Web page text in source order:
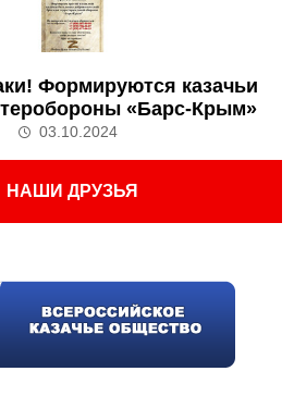
Формируются казачьи
«Барс-Крым»
03.10.2024
НАШИ ДРУЗЬЯ